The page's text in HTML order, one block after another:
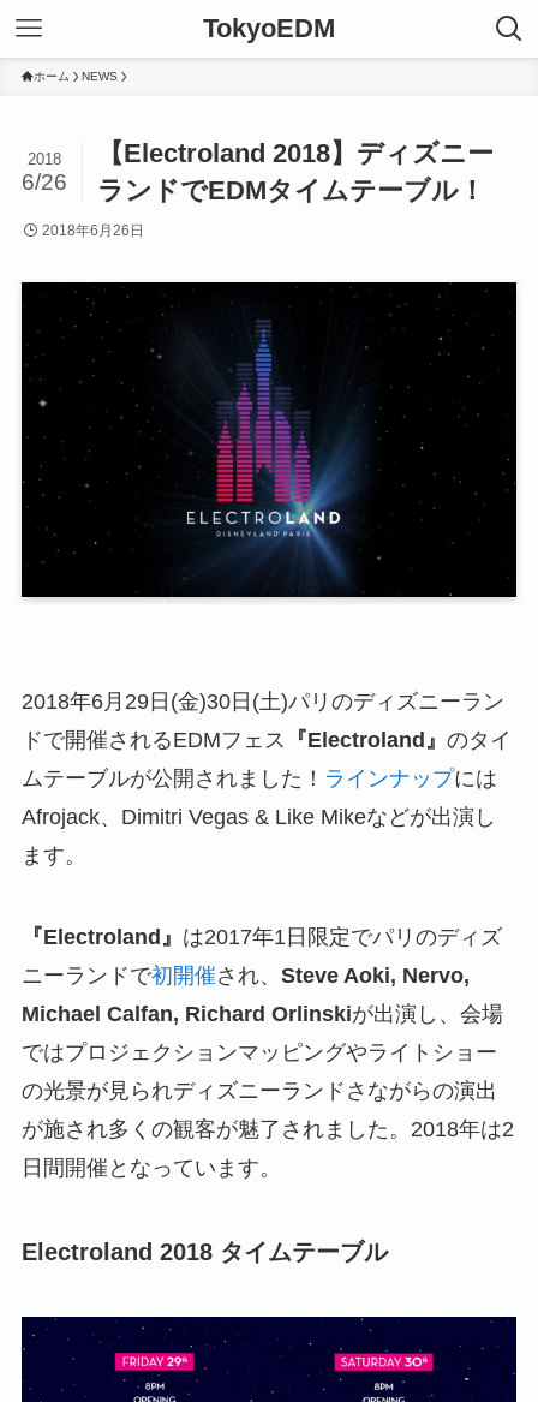
TokyoEDM
ホーム NEWS
【Electroland 2018】ディズニー
ランドでEDMタイムテーブル！
2018
6/26
2018年6月26日
2018年6月29日(金)30日(土)パリのディズニーラン
ドで開催されるEDMフェス 『Electroland』 のタイ
ムテーブルが公開されました！ ラインナップには
Afrojack、Dimitri Vegas & Like Mikeなどが出演し
ます。
『Electroland』 は2017年1日限定でパリのディズ
ニーランドで初開催され、 Steve Aoki, Nervo,
Michael Calfan, Richard Orlinskiが出演し、会場
ではプロジェクションマッピングやライトショー
の光景が見られディズニーランドさながらの演出
が施され多くの観客が魅了されました。2018年は2
日間開催となっています。
Electroland 2018 タイムテーブル